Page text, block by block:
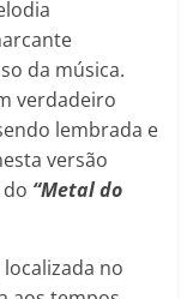
da música.
verdadeiro
lembrada e
versão
“Metal do
no